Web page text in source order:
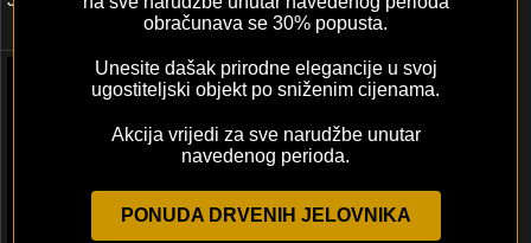
22,00€ – 33,00€ + PDV
obračunava se 30% popusta.
Unesite dašak prirodne elegancije u svoj
ugostiteljski objekt po sniženim cijenama.
Akcija vrijedi za sve narudžbe unutar
navedenog perioda.
PONUDA DRVENIH JELOVNIKA